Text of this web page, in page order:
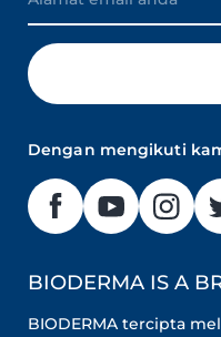
Dengan mengikuti
BIODERMA IS A
BIODERMA tercipta